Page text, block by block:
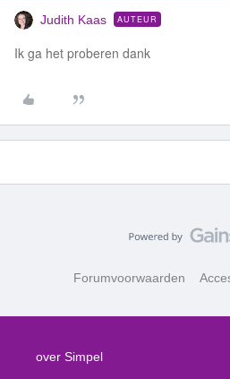
Judith Kaas AUTEUR
Ik ga het proberen dank
Forumvoorwaarden
over Simpel